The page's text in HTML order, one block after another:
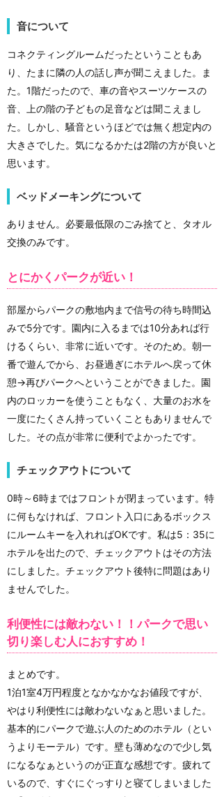
音について
コネクティングルームだったということもあ
り、たまに隣の人の話し声が聞こえました。ま
た。1階だったので、車の音やスーツケースの
音、上の階の子どもの足音などは聞こえまし
た。しかし、騒音というほどでは無く想定内の
大きさでした。気になるかたは2階の方が良いと
思います。
ベッドメーキングについて
ありません。必要最低限のごみ捨てと、タオル
交換のみです。
とにかくパークが近い！
部屋からパークの敷地内まで信号の待ち時間込
みで5分です。園内に入るまでは10分あれば行
けるくらい、非常に近いです。そのため。朝一
番で遊んでから、お昼過ぎにホテルへ戻って休
憩→再びパークへということができました。園
内のロッカーを使うこともなく、大量のお水を
一度にたくさん持っていくこともありませんで
した。その点が非常に便利でよかったです。
チェックアウトについて
0時～6時まではフロントが閉まっています。特
に何もなければ、フロント入口にあるボックス
にルームキーを入れればOKです。私は5：35に
ホテルを出たので、チェックアウトはその方法
にしました。チェックアウト後特に問題はあり
ませんでした。
利便性には敵わない！！パークで思い
切り楽しむ人におすすめ！
まとめです。
1泊1室4万円程度となかなかなお値段ですが、
やはり利便性には敵わないなぁと思いました。
基本的にパークで遊ぶ人のためのホテル（とい
うよりモーテル）です。壁も薄めなので少し気
になるなぁというのが正直な感想です。疲れて
いるので、すぐにぐっすりと寝てしまいました